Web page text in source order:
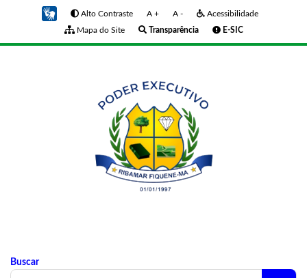
Alto Contraste A + A -
Acessibilidade
Mapa do Site
Transparência E-SIC
Buscar